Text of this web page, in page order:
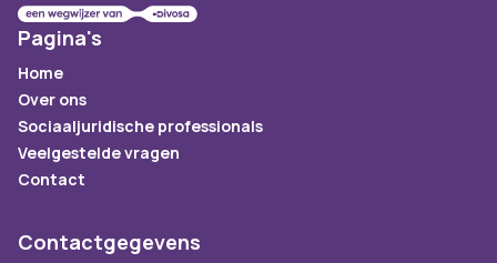
Pagina's
Home
Over ons
Sociaaljuridische professionals
Veelgestelde vragen
Contact
Contactgegevens